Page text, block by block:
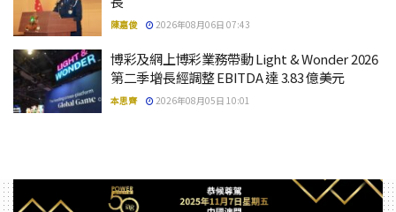
陳嘉俊 2026年08月06日 07:43
博彩及網上博彩業務帶動 Light & Wonder 2026
第二季增長經調整 EBITDA 達 3.83 億美元
本思齊 2026年08月05日 10:01